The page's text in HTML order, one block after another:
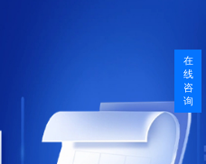
在
线
咨
询